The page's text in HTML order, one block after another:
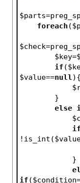
$parts
foreach (
$check
$key=
if (
$value==null){
        }
else
if
!is_int(
            }
if ($condition